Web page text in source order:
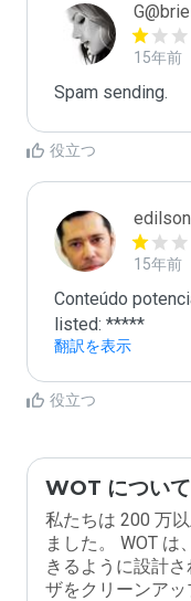
15年前
Spam sending.
役立つ
15年前
Conteúdo
listed: *****
翻訳を表示
役立つ
WOT について
私たちは 200 万
ました。 WOT
きるように設計
ザをクリーンア